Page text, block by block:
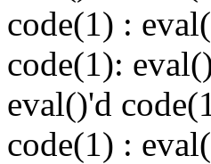
code(1) :
code(1):
eval()'d
code(1) :